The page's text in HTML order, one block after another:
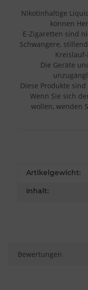
Nikotinhaltige
können
E-Zigaretten sind
Schwangere,
Die Geräte
Diese Produkte
Wenn Sie sich
wollen, wenden
Artikelgewicht:
Inhalt:
Bewertungen